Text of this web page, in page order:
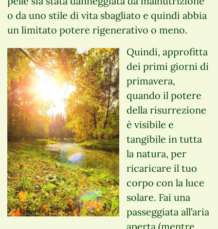
o da uno stile di vita sbagliato e quindi abbia
un limitato potere rigenerativo o meno.
Quindi, approfitta
dei primi giorni di
primavera,
quando il potere
della risurrezione
è visibile e
tangibile in tutta
la natura, per
ricaricare il tuo
corpo con la luce
solare. Fai una
passeggiata all’aria
aperta (mentre